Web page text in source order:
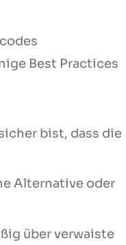
Best Practices
bist, dass die
Alternative oder
über verwaiste